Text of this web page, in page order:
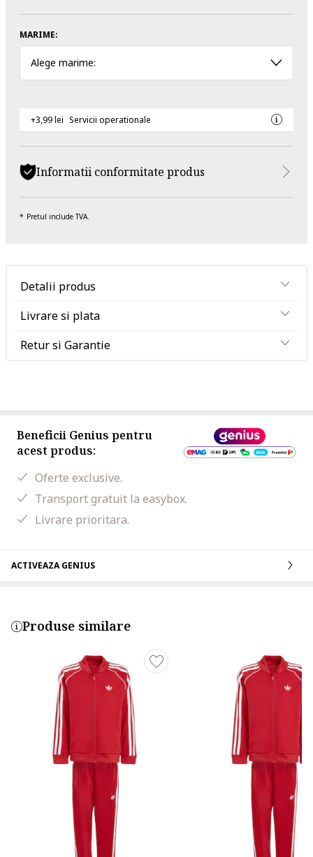
MARIME:
Alege marime:
+3,99 lei Servicii operationale
Informatii conformitate produs
Pretul include TVA.
Detalii produs
Livrare si plata
Retur si Garantie
Beneficii Genius pentru
acest produs:
Oferte exclusive.
Transport gratuit la easybox.
Livrare prioritara.
ACTIVEAZA GENIUS
Produse similare